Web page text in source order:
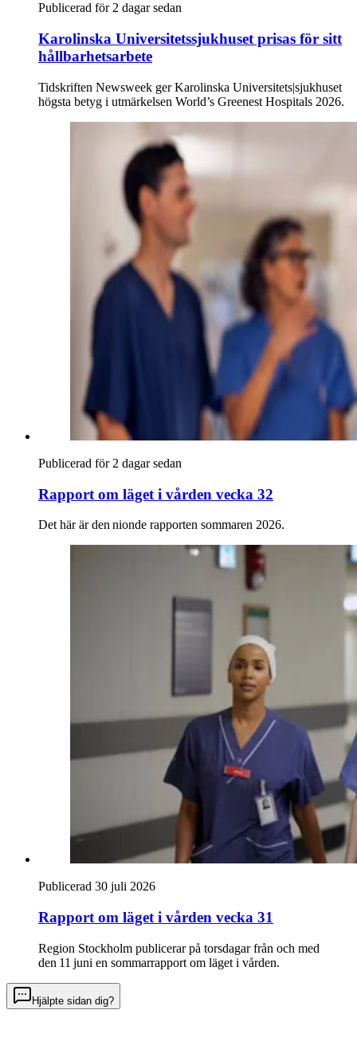
Publicerad för 2 dagar sedan
Karolinska Universitetssjukhuset prisas för sitt
hållbarhetsarbete
Tidskriften Newsweek ger Karolinska Universitets|sjukhuset
högsta betyg i utmärkelsen World’s Greenest Hospitals 2026.
Publicerad för 2 dagar sedan
Rapport om läget i vården vecka 32
Det här är den nionde rapporten sommaren 2026.
Publicerad 30 juli 2026
Rapport om läget i vården vecka 31
Region Stockholm publicerar på torsdagar från och med
den 11 juni en sommarrapport om läget i vården.
Hjälpte sidan dig?